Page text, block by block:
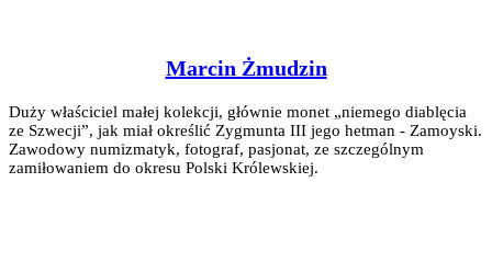
Marcin Żmudzin
Duży właściciel małej kolekcji, głównie monet „niemego diablęcia
ze Szwecji”, jak miał określić Zygmunta III jego hetman - Zamoyski.
Zawodowy numizmatyk, fotograf, pasjonat, ze szczególnym
zamiłowaniem do okresu Polski Królewskiej.